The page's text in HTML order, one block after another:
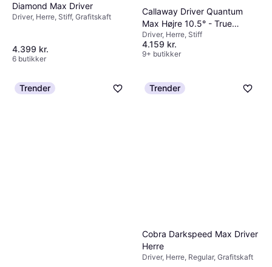
Diamond Max Driver
Driver, Herre, Stiff, Grafitskaft
4.399 kr.
6 butikker
Callaway Driver Quantum
Max Højre 10.5° - True
Temper Project X Denali Frost
Silver 50 Stiff
Driver, Herre, Stiff
4.159 kr.
9+ butikker
Trender Trender
Cobra Darkspeed Max Driver
Herre
Driver, Herre, Regular, Grafitskaft